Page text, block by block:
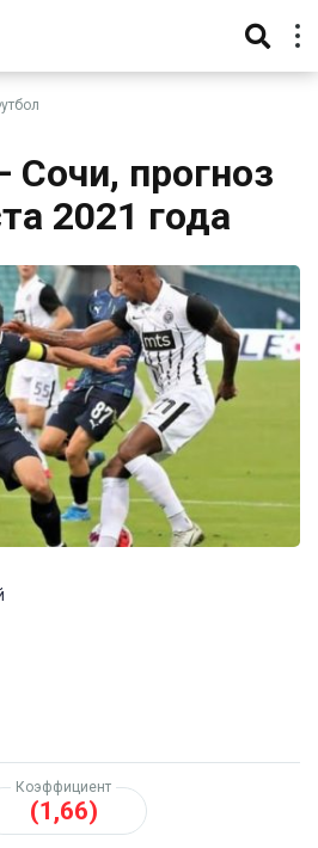
Сочи, прогноз
2021 года
Коэффициент
(1,66)